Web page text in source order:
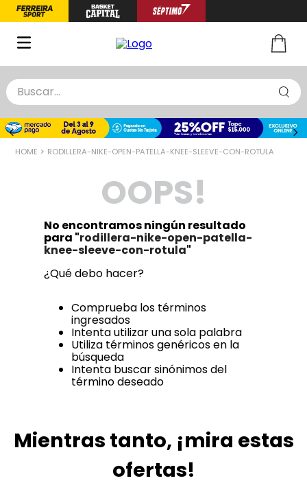
Buscar...
RODILLERA-NIKE-OPEN-PATELLA-KNEE-SLEEVE-CON-ROTULA
OOPS!
No encontramos ningún resultado
para "rodillera-nike-open-patella-
knee-sleeve-con-rotula"
¿Qué debo hacer?
Comprueba los términos
ingresados
Intenta utilizar una sola palabra
Utiliza términos genéricos en la
búsqueda
Intenta buscar sinónimos del
término deseado
Mientras tanto, ¡mira estas
ofertas!
TÉRMINOS MÁS BUSCADOS
1.
zapatillas basquet
chinelas